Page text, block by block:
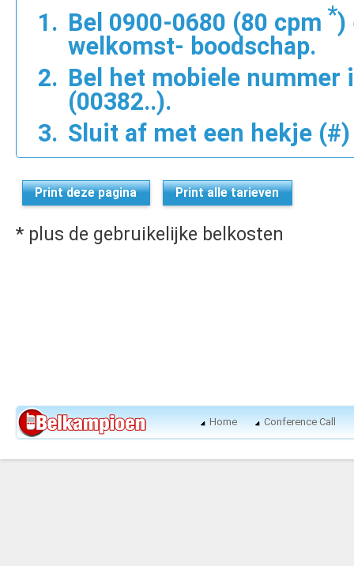
Bel 0900-0680 (80 cpm *)
welkomst- boodschap.
Bel het mobiele nummer
(00382..).
Sluit af met een hekje (#)
Print deze pagina Print alle tarieven
* plus de gebruikelijke belkosten
Home Conference Call